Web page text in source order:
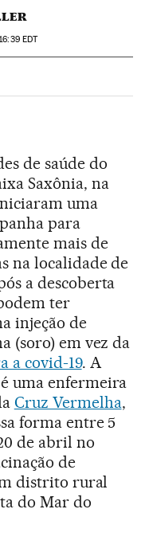
EDT
de saúde do
Saxônia, na
uma
para
mais de
na localidade de
a descoberta
ter
injeção de
(soro) em vez da
a covid-19. A
uma enfermeira
Cruz Vermelha,
forma entre 5
de abril no
de
distrito rural
do Mar do